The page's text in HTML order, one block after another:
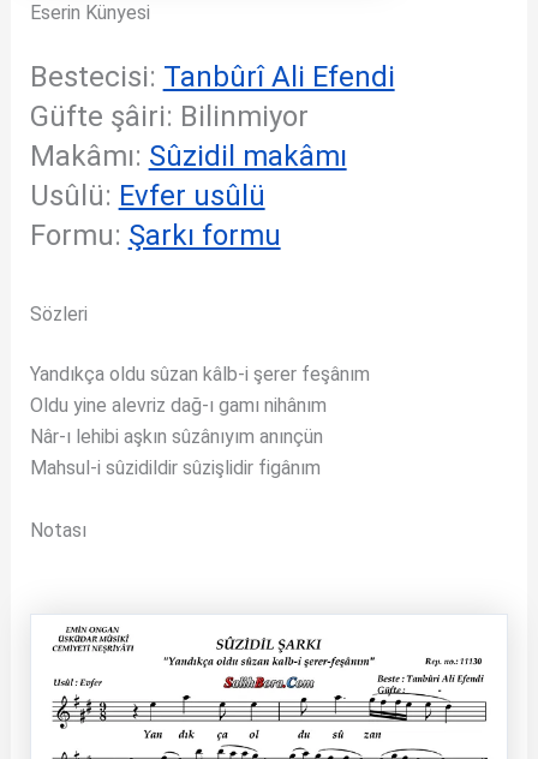
Eserin Künyesi
Bestecisi: Tanbûrî Ali Efendi
Güfte şâiri: Bilinmiyor
Makâmı: Sûzidil makâmı
Usûlü: Evfer usûlü
Formu: Şarkı formu
Sözleri
Yandıkça oldu sûzan kâlb-i şerer feşânım
Oldu yine alevriz dağ-ı gamı nihânım
Nâr-ı lehibi aşkın sûzânıyım anınçün
Mahsul-i sûzidildir sûzişlidir figânım
Notası